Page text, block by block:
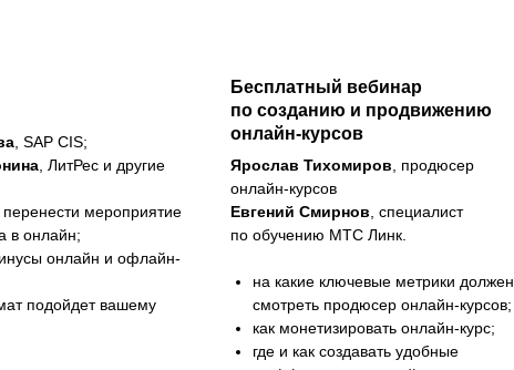
, SAP CIS;
, ЛитРес и другие
перенести мероприятие
в онлайн;
онлайн и офлайн-
подойдет вашему
Бесплатный вебинар
по созданию и продвижению
онлайн-курсов
Ярослав Тихомиров, продюсер
онлайн-курсов
Евгений Смирнов, специалист
по обучению МТС Линк.
на какие ключевые метрики должен
смотреть продюсер онлайн-курсов;
как монетизировать онлайн-курс;
где и как создавать удобные